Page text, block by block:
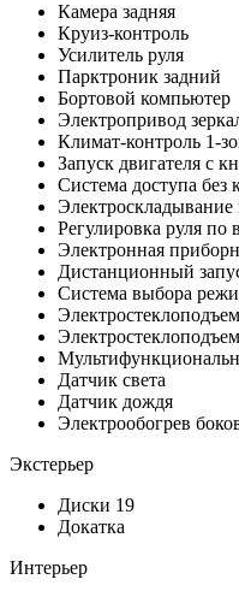
Камера задняя
Круиз-контроль
Усилитель руля
Парктроник задний
Бортовой компьютер
Электропривод
Климат-контроль 1-
Запуск двигателя с
Система доступа без
Электроскладывание
Регулировка руля по
Электронная
Дистанционный
Система выбора
Датчик света
Датчик дождя
Электрообогрев
Экстерьер
Диски 19
Докатка
Интерьер